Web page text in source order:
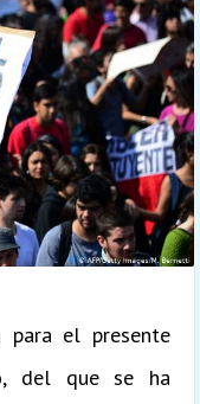
para el presente
del que se ha